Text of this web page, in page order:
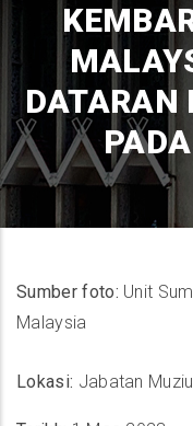
DATARAN
Sumber foto: Unit
Malaysia
Lokasi: Jabatan